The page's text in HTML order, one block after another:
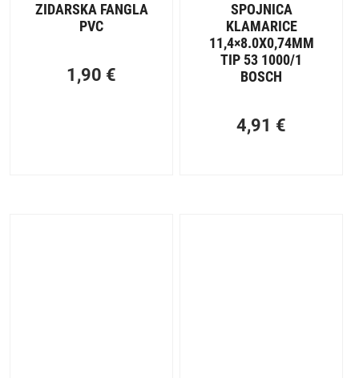
ZIDARSKA FANGLA
PVC
1,90 €
SPOJNICA
KLAMARICE
11,4×8.0X0,74MM
TIP 53 1000/1
BOSCH
4,91 €